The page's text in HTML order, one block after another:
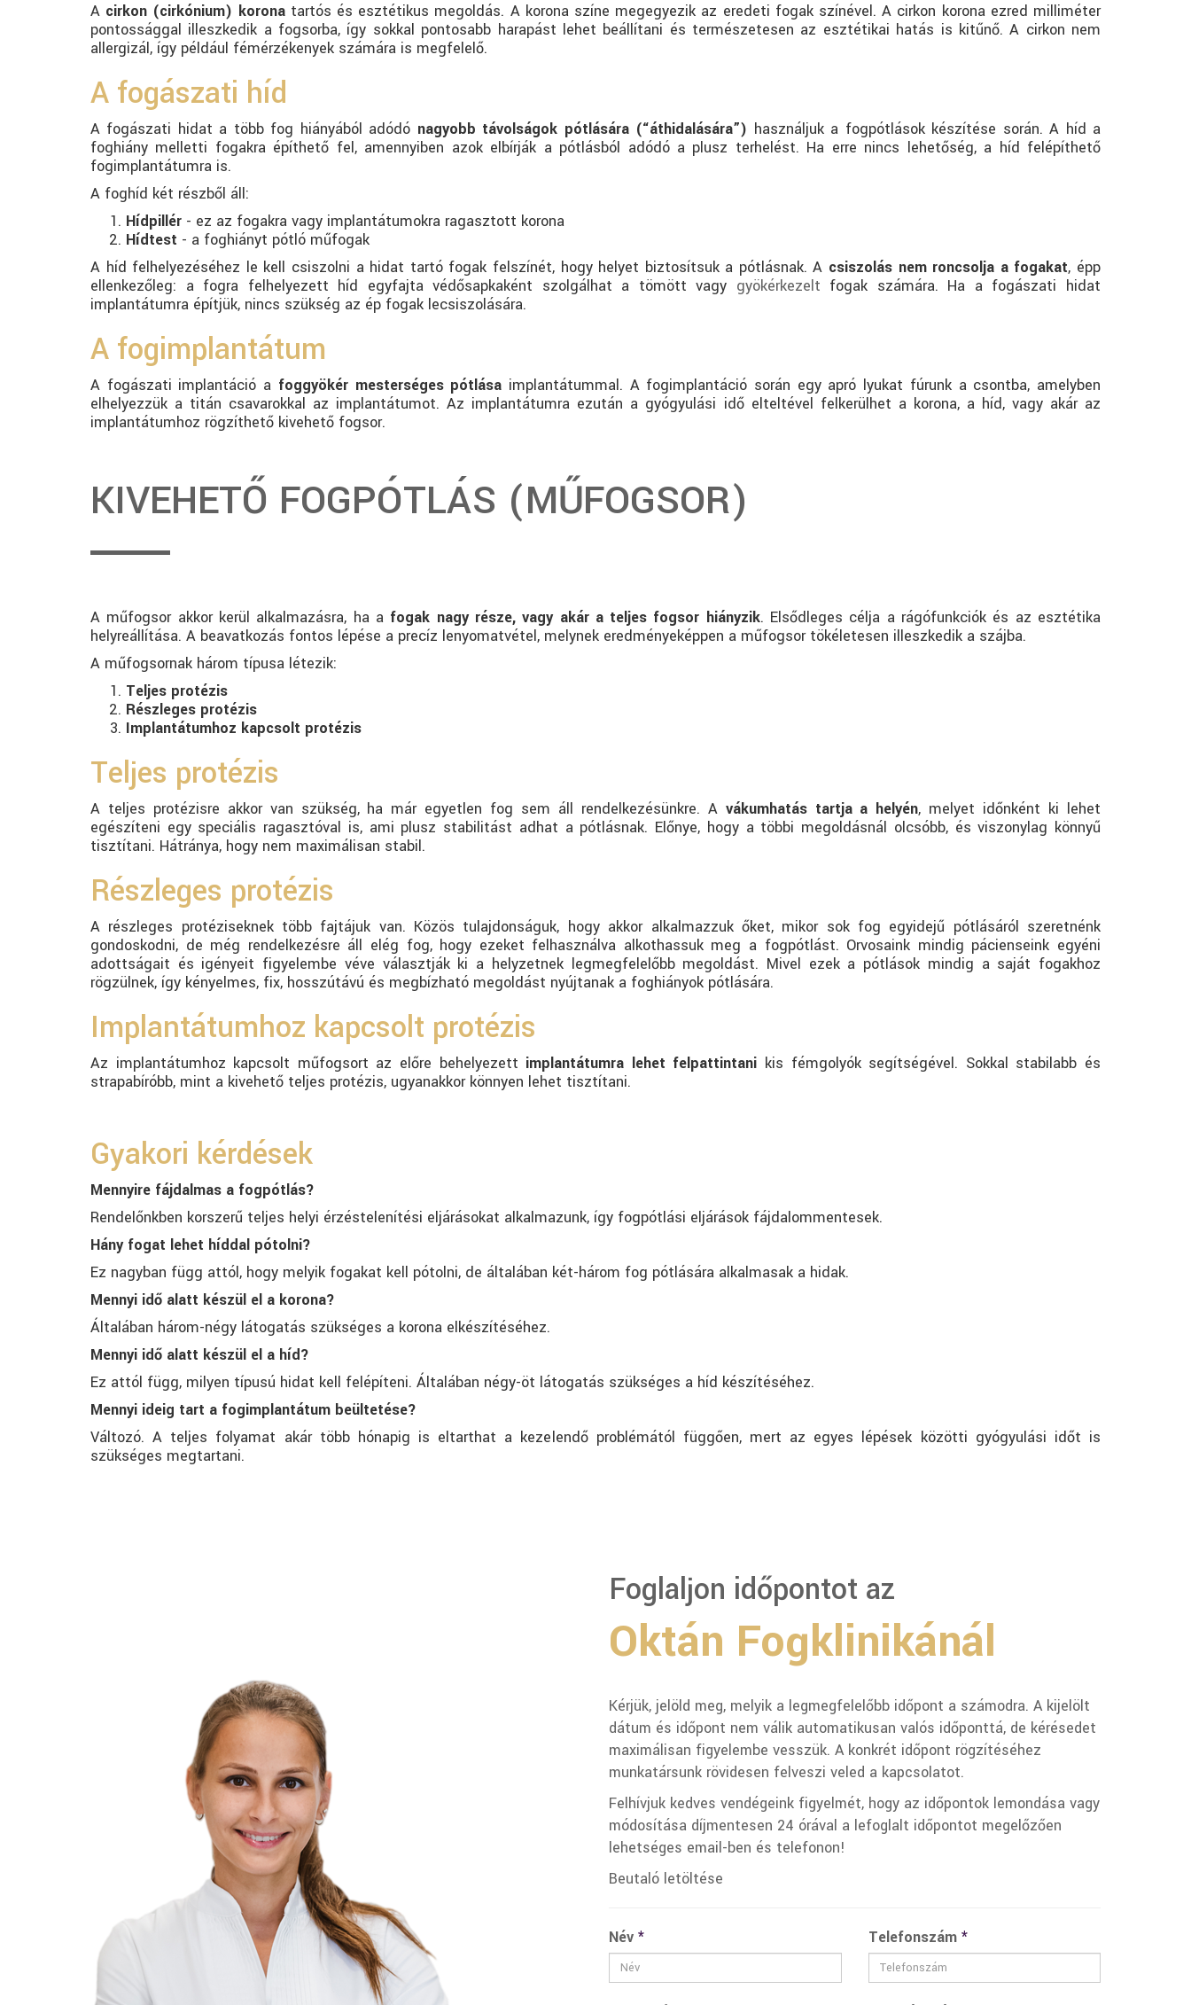
A cirkon (cirkónium) koronatartós és esztétikus megoldás. A korona színe megegyezik az eredeti fogak színével. A cirkon korona ezred milliméter
pontossággal illeszkedik a fogsorba, így sokkal pontosabb harapást lehet beállítani és természetesen az esztétikai hatás is kitűnő. A cirkon nem
allergizál, így például fémérzékenyek számára is megfelelő.
A fogászati híd
A fogászati hidat a több fog hiányából adódó nagyobb távolságok pótlására (“áthidalására”) használjuk a fogpótlások készítése során. A híd a
foghiány melletti fogakra építhető fel, amennyiben azok elbírják a pótlásból adódó a plusz terhelést. Ha erre nincs lehetőség, a híd felépíthető
fogimplantátumra is.
A foghíd két részből áll:
Hídpillér - ez az fogakra vagy implantátumokra ragasztott korona
Hídtest - a foghiányt pótló műfogak
A híd felhelyezéséhez le kell csiszolni a hidat tartó fogak felszínét, hogy helyet biztosítsuk a pótlásnak. A csiszolás nem roncsolja a fogakat, épp
ellenkezőleg: a fogra felhelyezett híd egyfajta védősapkaként szolgálhat a tömött vagy gyökérkezelt fogak számára. Ha a fogászati hidat
implantátumra építjük, nincs szükség az ép fogak lecsiszolására.
A fogimplantátum
A fogászati implantáció a foggyökér mesterséges pótlása implantátummal. A fogimplantáció során egy apró lyukat fúrunk a csontba, amelyben
elhelyezzük a titán csavarokkal az implantátumot. Az implantátumra ezután a gyógyulási idő elteltével felkerülhet a korona, a híd, vagy akár az
implantátumhoz rögzíthető kivehető fogsor.
KIVEHETŐ FOGPÓTLÁS (MŰFOGSOR)
A műfogsor akkor kerül alkalmazásra, ha a fogak nagy része, vagy akár a teljes fogsor hiányzik. Elsődleges célja a rágófunkciók és az esztétika
helyreállítása. A beavatkozás fontos lépése a precíz lenyomatvétel, melynek eredményeképpen a műfogsor tökéletesen illeszkedik a szájba.
A műfogsornak három típusa létezik:
Teljes protézis
Részleges protézis
Implantátumhoz kapcsolt protézis
Teljes protézis
A teljes protézisre akkor van szükség, ha már egyetlen fog sem áll rendelkezésünkre. A vákumhatás tartja a helyén, melyet időnként ki lehet
egészíteni egy speciális ragasztóval is, ami plusz stabilitást adhat a pótlásnak. Előnye, hogy a többi megoldásnál olcsóbb, és viszonylag könnyű
tisztítani. Hátránya, hogy nem maximálisan stabil.
Részleges protézis
A részleges protéziseknek több fajtájuk van. Közös tulajdonságuk, hogy akkor alkalmazzuk őket, mikor sok fog egyidejű pótlásáról szeretnénk
gondoskodni, de még rendelkezésre áll elég fog, hogy ezeket felhasználva alkothassuk meg a fogpótlást. Orvosaink mindig pácienseink egyéni
adottságait és igényeit figyelembe véve választják ki a helyzetnek legmegfelelőbb megoldást. Mivel ezek a pótlások mindig a saját fogakhoz
rögzülnek, így kényelmes, fix, hosszútávú és megbízható megoldást nyújtanak a foghiányok pótlására.
Implantátumhoz kapcsolt protézis
Az implantátumhoz kapcsolt műfogsort az előre behelyezett implantátumra lehet felpattintani kis fémgolyók segítségével. Sokkal stabilabb és
strapabíróbb, mint a kivehető teljes protézis, ugyanakkor könnyen lehet tisztítani.
Gyakori kérdések
Mennyire fájdalmas a fogpótlás?
Rendelőnkben korszerű teljes helyi érzéstelenítési eljárásokat alkalmazunk, így fogpótlási eljárások fájdalommentesek.
Hány fogat lehet híddal pótolni?
Ez nagyban függ attól, hogy melyik fogakat kell pótolni, de általában két-három fog pótlására alkalmasak a hidak.
Mennyi idő alatt készül el a korona?
Általában három-négy látogatás szükséges a korona elkészítéséhez.
Mennyi idő alatt készül el a híd?
Ez attól függ, milyen típusú hidat kell felépíteni. Általában négy-öt látogatás szükséges a híd készítéséhez.
Mennyi ideig tart a fogimplantátum beültetése?
Változó. A teljes folyamat akár több hónapig is eltarthat a kezelendő problémától függően, mert az egyes lépések közötti gyógyulási időt is
szükséges megtartani.
Foglaljon időpontot az
Oktán Fogklinikánál
Kérjük, jelöld meg, melyik a legmegfelelőbb időpont a számodra. A kijelölt
dátum és időpont nem válik automatikusan valós időponttá, de kérésedet
maximálisan figyelembe vesszük. A konkrét időpont rögzítéséhez
munkatársunk rövidesen felveszi veled a kapcsolatot.
Felhívjuk kedves vendégeink figyelmét, hogy az időpontok lemondása vagy
módosítása díjmentesen 24 órával a lefoglalt időpontot megelőzően
lehetséges email-ben és telefonon!
Beutaló letöltése
Név * Telefonszám *